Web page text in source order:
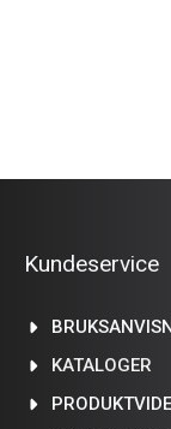
Kundeservice
KATALOGER